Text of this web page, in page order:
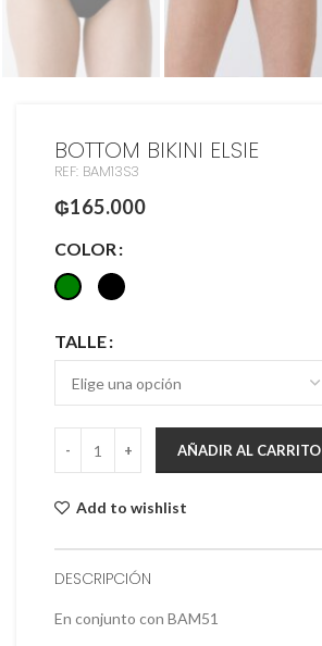
BOTTOM BIKINI ELSIE
REF: BAM13S3
₲165.000
COLOR
TALLE
AÑADIR AL CARRITO
Add to wishlist
DESCRIPCIÓN
En conjunto con BAM51